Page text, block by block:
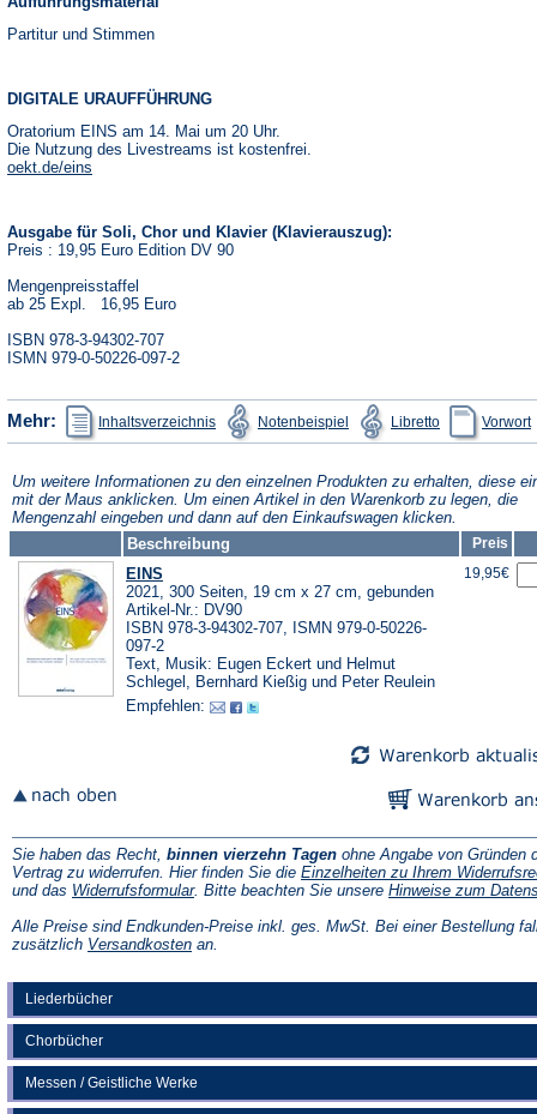
Liederbücher
Chorbücher
Messen / Geistliche Werke
Partitur und Stimmen
DIGITALE URAUFFÜHRUNG
Oratorium EINS am 14. Mai um 20 Uhr.
Die Nutzung des Livestreams ist kostenfrei.
oekt.de/eins
Tab)
Ausgabe für Soli, Chor und Klavier (Klavierauszug):
Preis : 19,95 Euro Edition DV 90
Mengenpreisstaffel
ab 25 Expl. 16,95 Euro
ISBN 978-3-94302-707
ISMN 979-0-50226-097-2
Mehr: Inhaltsverzeichnis
(Öffnet
in
einem
Tab)
Notenbeispiel
(Öffnet
in
einem
Tab)
Libretto
(Öffnet
in
einem
Tab)
Vorwort
Um weitere Informationen zu den einzelnen Produkten zu erhalten, diese
mit der Maus anklicken. Um einen Artikel in den Warenkorb zu legen, die
Mengenzahl eingeben und dann auf den Einkaufswagen klicken.
Beschreibung
Preis
EINS
2021, 300 Seiten, 19 cm x 27 cm, gebunden
Artikel-Nr.: DV90
ISBN 978-3-94302-707, ISMN 979-0-50226-
097-2
Text, Musik: Eugen Eckert und Helmut
Schlegel, Bernhard Kießig und Peter Reulein
Empfehlen:
19,95€
Sie haben das Recht, binnen vierzehn Tagen ohne Angabe von Gründen
Vertrag zu widerrufen. Hier finden Sie die Einzelheiten zu Ihrem
und das Widerrufsformular(Öffnet
einem
neuen
. Bitte beachten Sie unsere Hinweise zum
Alle Preise sind Endkunden-Preise inkl. ges. MwSt. Bei einer Bestellung
zusätzlich Versandkosten(Öffnet
an.